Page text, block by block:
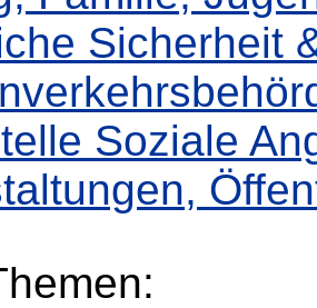
Sicherheit
Soziale